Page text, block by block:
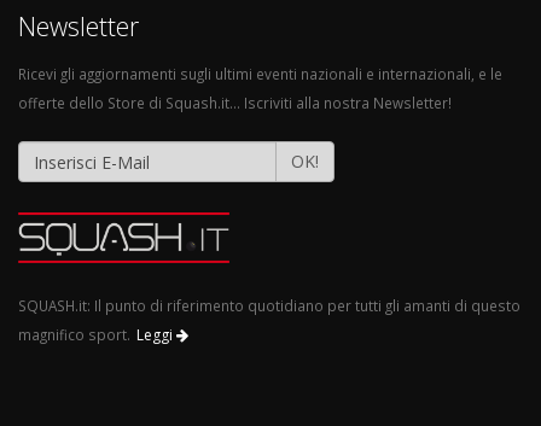
Newsletter
Ricevi gli aggiornamenti sugli ultimi eventi nazionali e internazionali, e le
offerte dello Store di Squash.it... Iscriviti alla nostra Newsletter!
OK!
SQUASH.it: Il punto di riferimento quotidiano per tutti gli amanti di questo
magnifico sport. Leggi